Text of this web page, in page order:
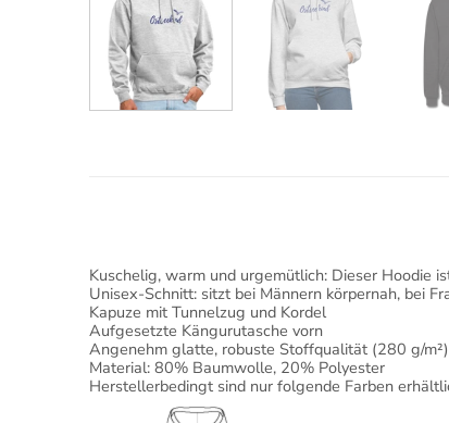
Kuschelig, warm und urgemütlich: Dieser Hoodie
Unisex-Schnitt: sitzt bei Männern körpernah, bei
Kapuze mit Tunnelzug und Kordel
Aufgesetzte Kängurutasche vorn
Angenehm glatte, robuste Stoffqualität (280 g/
Material: 80% Baumwolle, 20% Polyester
Herstellerbedingt sind nur folgende Farben